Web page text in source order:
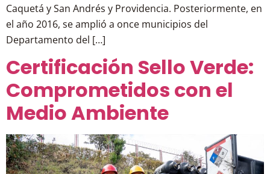
Caquetá y San Andrés y Providencia. Posteriormente, en
el año 2016, se amplió a once municipios del
Departamento del […]
Certificación Sello Verde:
Comprometidos con el
Medio Ambiente